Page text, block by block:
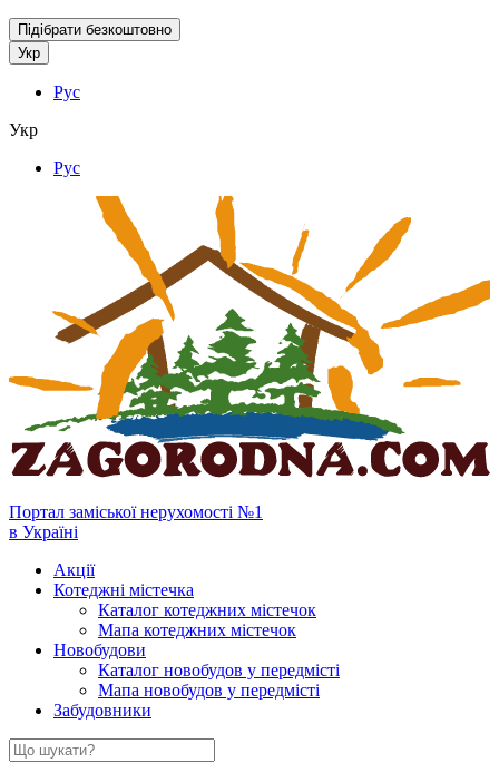
Підібрати безкоштовно
Укр
Рус
Укр
Рус
Портал заміської нерухомості №1
в Україні
Акції
Котеджні містечка
Каталог котеджних містечок
Мапа котеджних містечок
Новобудови
Каталог новобудов у передмісті
Мапа новобудов у передмісті
Забудовники